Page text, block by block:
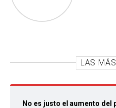
LAS
No es justo el aumento del